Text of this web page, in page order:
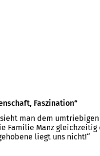
Faszination“
man dem
Familie Manz
liegt uns nicht!“